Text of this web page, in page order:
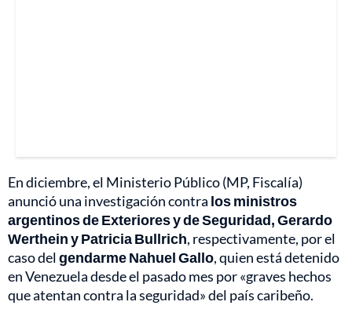
En diciembre, el Ministerio Público (MP, Fiscalía)
anunció una investigación contra los ministros
argentinos de Exteriores y de Seguridad, Gerardo
Werthein y Patricia Bullrich, respectivamente, por el
caso delgendarme Nahuel Gallo, quien está detenido
en Venezuela desde el pasado mes por «graves hechos
que atentan contra la seguridad» del país caribeño.